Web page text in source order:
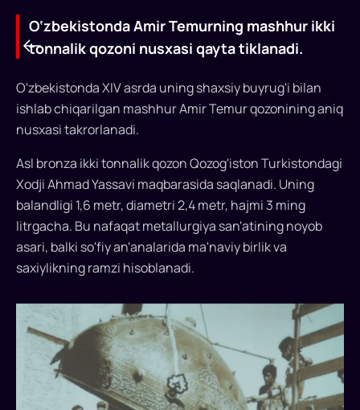
O‘zbekistonda
Amir
Temurning
mashhur
tonnalik
qozoni
nusxasi
O‘zbekistonda Amir Temurning mashhur ikki
tonnalik qozoni nusxasi qayta tiklanadi.
O'zbekistonda XIV asrda uning shaxsiy buyrug'i bilan
ishlab chiqarilgan mashhur Amir Temur qozonining aniq
nusxasi takrorlanadi.
Asl bronza ikki tonnalik qozon Qozog'iston Turkistondagi
Xodji Ahmad Yassavi maqbarasida saqlanadi. Uning
balandligi 1,6 metr, diametri 2,4 metr, hajmi 3 ming
litrgacha. Bu nafaqat metallurgiya san'atining noyob
asari, balki so'fiy an'analarida ma'naviy birlik va
saxiylikning ramzi hisoblanadi.